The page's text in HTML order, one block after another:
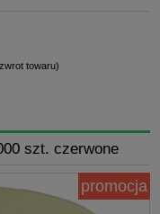
towaru)
szt. czerwone
promocja